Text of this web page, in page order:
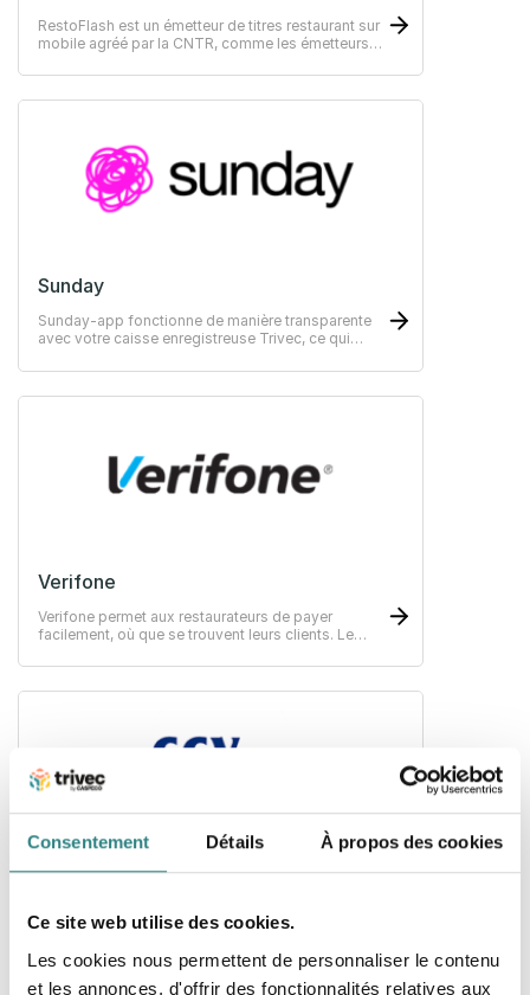
Consentement Détails À propos des cookies
Ce site web utilise des cookies.
Les cookies nous permettent de personnaliser le contenu
et les annonces, d'offrir des fonctionnalités relatives aux
RestoFlash est un émetteur de titres restaurant sur
mobile agréé par la CNTR, comme les émetteurs
Sunday
Sunday-app fonctionne de manière transparente
avec votre caisse enregistreuse Trivec, ce qui
votre flux de travail actuel.
Verifone
Verifone permet aux restaurateurs de payer
facilement, où que se trouvent leurs clients. Le
innovants au service de votre croissance.
CCV Payments
Enabling reliable, efficient and seamless end-to-
end payments at every touchpoint in a customer